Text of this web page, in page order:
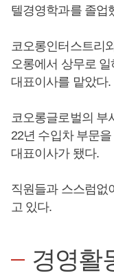
텔경영학과를 졸업
코오롱인터스트리
오롱에서 상무로
대표이사를 맡았다.
코오롱글로벌의 부
22년 수입차 부문
대표이사가 됐다.
직원들과 스스럼없
고 있다.
경영활